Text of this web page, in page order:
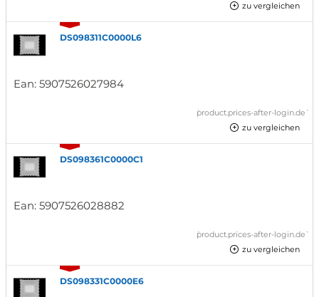
zu vergleichen
DS098311C0000L6
Ean: 5907526027984
`product.prices-after-login.de`
zu vergleichen
DS098361C0000C1
Ean: 5907526028882
`product.prices-after-login.de`
zu vergleichen
DS098331C0000E6